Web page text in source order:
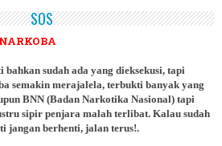
SOS
sudah ada yang dieksekusi, tapi
semakin merajalela, terbukti banyak yang
BNN (Badan Narkotika Nasional) tapi
sipir penjara malah terlibat. Kalau sudah
jangan berhenti, jalan terus!.